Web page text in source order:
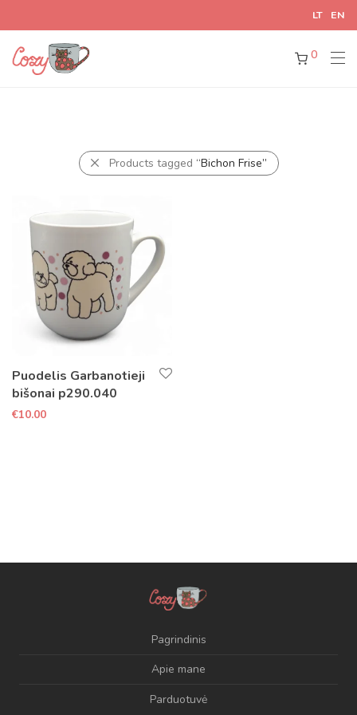
EN
LT
0
Products tagged “Bichon Frise”
Puodelis Garbanotieji
bišonai p290.040
€10.00
Pagrindinis
Apie mane
Parduotuvė